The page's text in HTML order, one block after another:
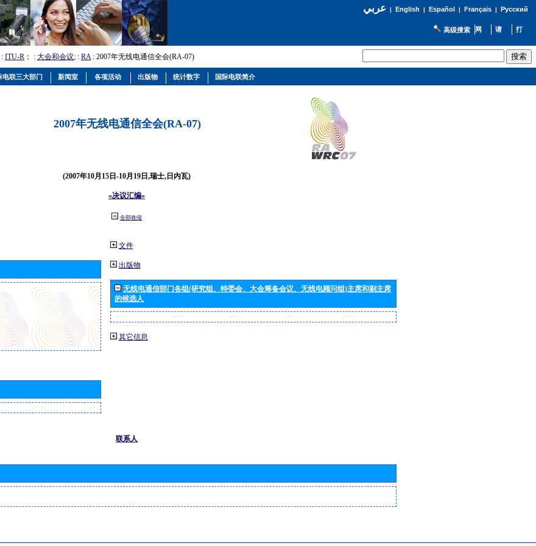
عربي| English | Español | Français| Русский
高级搜索
: ITU-R ； : 大会和会议; : RA: 2007年无线电通信全会(RA-07)
2007年无线电通信全会(RA-07)
(2007年10月15日-10月19日,瑞士,日内瓦)
«决议汇编»
全部收缩
文件
出版物
无线电通信部门各组(研究组、特委会、大会筹备会议、无线电顾问组)主席和副主席
的候选人
其它信息
联系人
电联三大部门 新闻室 各项活动 出版物 统计数字 国际电联简介